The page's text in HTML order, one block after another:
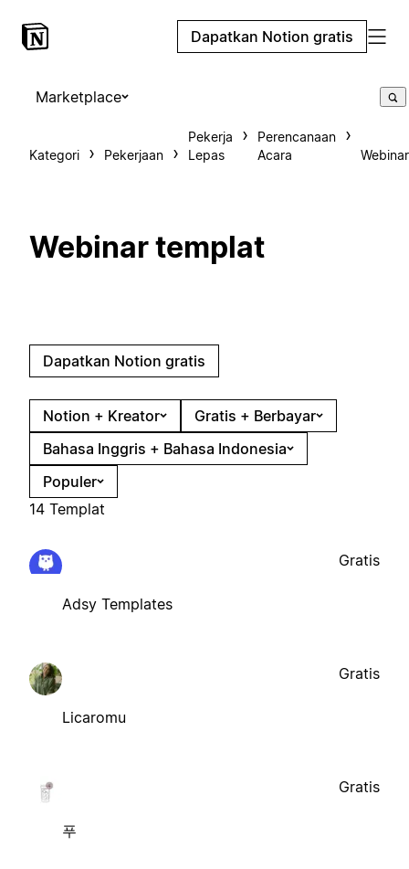
Dapatkan Notion gratis
Marketplace
Kategori Pekerjaan
Pekerja
Lepas
Perencanaan
Acara
Webinar
Webinar templat
Dapatkan Notion gratis
Notion + Kreator
Gratis + Berbayar
Bahasa Inggris + Bahasa Indonesia
Populer
14 Templat
Adsy Templates
Gratis
Licaromu
Gratis
푸
Gratis